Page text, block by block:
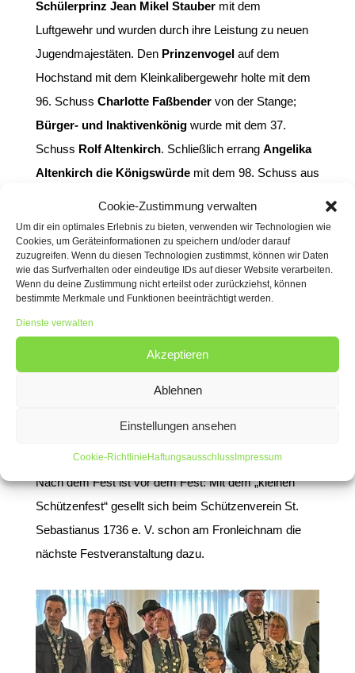
Cookie-Zustimmung verwalten
Um dir ein optimales Erlebnis zu bieten, verwenden wir Technologien wie
Cookies, um Geräteinformationen zu speichern und/oder darauf
zuzugreifen. Wenn du diesen Technologien zustimmst, können wir Daten
wie das Surfverhalten oder eindeutige IDs auf dieser Website verarbeiten.
Wenn du deine Zustimmung nicht erteilst oder zurückziehst, können
bestimmte Merkmale und Funktionen beeinträchtigt werden.
Dienste verwalten
Akzeptieren
Ablehnen
Einstellungen ansehen
Cookie-Richtlinie Haftungsausschluss Impressum
Schülerprinz Jean Mikel Staubermit dem
Luftgewehr und wurden durch ihre Leistung zu neuen
Jugendmajestäten. Den Prinzenvogelauf dem
Hochstand mit dem Kleinkalibergewehr holte mit dem
96. Schuss Charlotte Faßbendervon der Stange;
Bürger- und Inaktivenkönigwurde mit dem 37.
Schuss Rolf Altenkirch. Schließlich errang Angelika
Altenkirch die Königswürdemit dem 98. Schuss aus
Geehrt wurde auch Katharina Schunck und Bernd
Schröder für ihre 40-jährige und Ralf Jung für seine 50-
jährige Mitgliedschaft. Weitere Auszeichnungen gingen
an die Kassiererin Claudia Runde und den
Fahnenoffizier Frank Habeth mit dem „hohen
Bruderschaftsorden“. Denn Schützen stehen nicht nur
für Schießen und Feiern, sondern ganz besonders für
das aktive An- und Zupacken, Organisieren und
Betreuen. Ohne den ältesten Verein wäre das
Nach dem Fest ist vor dem Fest: Mit dem „kleinen
Schützenfest“ gesellt sich beim Schützenverein St.
Sebastianus 1736 e. V. schon am Fronleichnam die
nächste Festveranstaltung dazu.